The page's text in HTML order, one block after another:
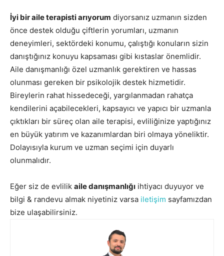
İyi bir aile terapisti arıyorum diyorsanız uzmanın sizden
önce destek olduğu çiftlerin yorumları, uzmanın
deneyimleri, sektördeki konumu, çalıştığı konuların sizin
danıştığınız konuyu kapsaması gibi kıstaslar önemlidir.
Aile danışmanlığı özel uzmanlık gerektiren ve hassas
olunması gereken bir psikolojik destek hizmetidir.
Bireylerin rahat hissedeceği, yargılanmadan rahatça
kendilerini açabilecekleri, kapsayıcı ve yapıcı bir uzmanla
çıktıkları bir süreç olan aile terapisi, evliliğinize yaptığınız
en büyük yatırım ve kazanımlardan biri olmaya yöneliktir.
Dolayısıyla kurum ve uzman seçimi için duyarlı
olunmalıdır.
Eğer siz de evlilik aile danışmanlığı ihtiyacı duyuyor ve
bilgi & randevu almak niyetiniz varsa iletişim sayfamızdan
bize ulaşabilirsiniz.